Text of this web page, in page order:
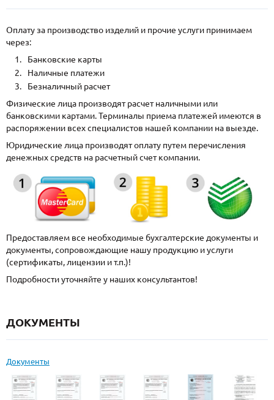
Оплату за производство изделий и прочие услуги принимаем
через:
Банковские карты
Наличные платежи
Безналичный расчет
Физические лица производят расчет наличными или
банковскими картами. Терминалы приема платежей имеются в
распоряжении всех специалистов нашей компании на выезде.
Юридические лица производят оплату путем перечисления
денежных средств на расчетный счет компании.
Предоставляем все необходимые бухгалтерские документы и
документы, сопровождающие нашу продукцию и услуги
(сертификаты, лицензии и т.п.)!
Подробности уточняйте у наших консультантов!
ДОКУМЕНТЫ
Документы